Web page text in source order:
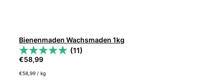
Bienenmaden Wachsmaden 1kg
(11)
€58,99
€58,99 /kg